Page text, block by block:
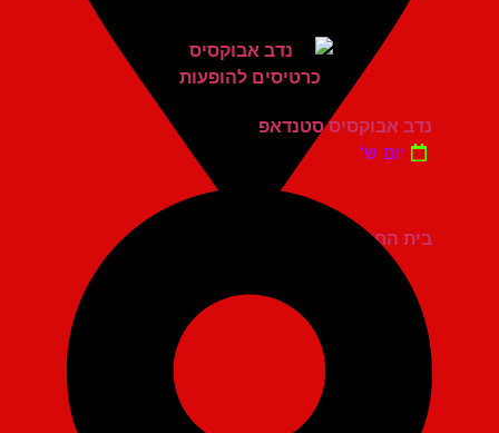
בית החייל תל אביב
נדב אבוקסיס סטנדאפ
יום ש'